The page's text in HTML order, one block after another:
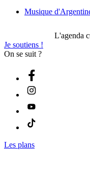
Musique
L'agenda
Je soutiens !
On se suit ?
Les plans